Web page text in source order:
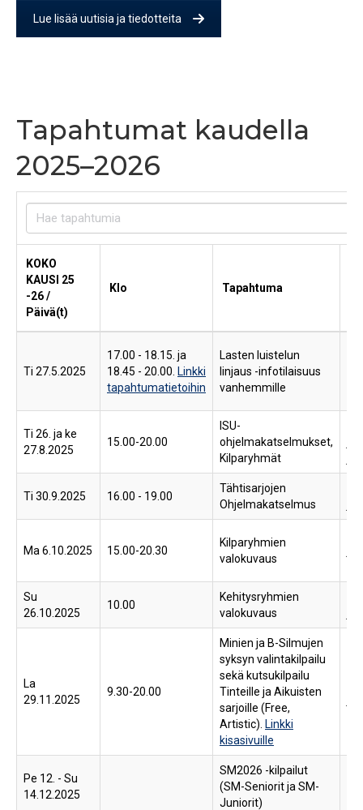
Lue lisää uutisia ja tiedotteita
Tapahtumat kaudella
2025–2026
KOKO
KAUSI 25
-26 /
Päivä(t)
Klo Tapahtuma
Ti 27.5.2025
17.00 - 18.15. ja
18.45 - 20.00. Linkki
tapahtumatietoihin
Lasten luistelun
linjaus -infotilaisuus
vanhemmille
Ti 26. ja ke
27.8.2025
15.00-20.00
ISU-
ohjelmakatselmukset,
Kilparyhmät
Ti 30.9.2025 16.00 - 19.00
Tähtisarjojen
Ohjelmakatselmus
Ma 6.10.2025 15.00-20.30
Kilparyhmien
valokuvaus
Su
26.10.2025
10.00
Kehitysryhmien
valokuvaus
La
29.11.2025
9.30-20.00
Minien ja B-Silmujen
syksyn valintakilpailu
sekä kutsukilpailu
Tinteille ja Aikuisten
sarjoille (Free,
Artistic). Linkki
kisasivuille
Pe 12. - Su
14.12.2025
SM2026 -kilpailut
(SM-Seniorit ja SM-
Juniorit)